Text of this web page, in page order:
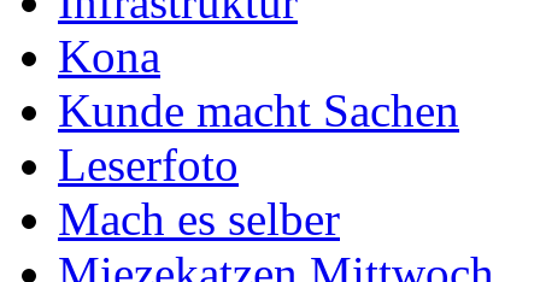
Kona
Kunde macht Sachen
Leserfoto
Mach es selber